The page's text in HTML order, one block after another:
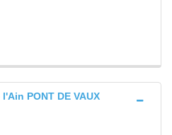
PONT DE VAUX